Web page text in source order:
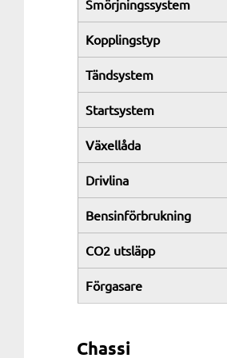
Smörjningssystem
Kopplingstyp
Tändsystem
Startsystem
Växellåda
Drivlina
Bensinförbrukning
CO2 utsläpp
Förgasare
Chassi